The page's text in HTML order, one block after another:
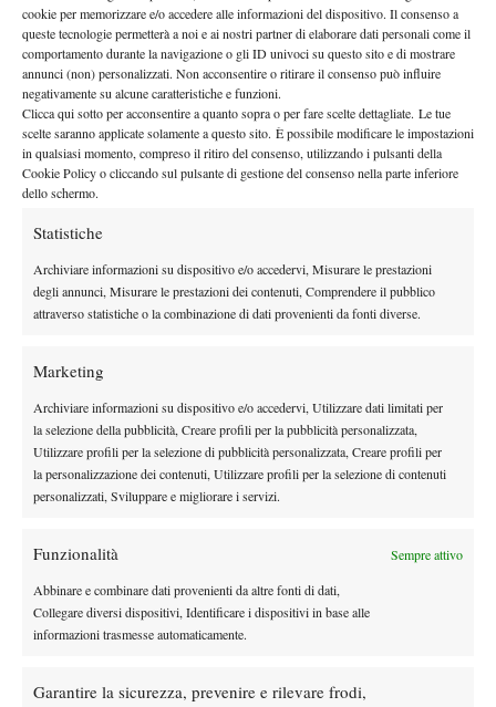
cookie per memorizzare e/o accedere alle informazioni del dispositivo. Il consenso a
queste tecnologie permetterà a noi e ai nostri partner di elaborare dati personali come il
comportamento durante la navigazione o gli ID univoci su questo sito e di mostrare
annunci (non) personalizzati. Non acconsentire o ritirare il consenso può influire
negativamente su alcune caratteristiche e funzioni.
Clicca qui sotto per acconsentire a quanto sopra o per fare scelte dettagliate. Le tue
scelte saranno applicate solamente a questo sito. È possibile modificare le impostazioni
in qualsiasi momento, compreso il ritiro del consenso, utilizzando i pulsanti della
Cookie Policy o cliccando sul pulsante di gestione del consenso nella parte inferiore
dello schermo.
Statistiche
Archiviare informazioni su dispositivo e/o accedervi, Misurare le prestazioni
degli annunci, Misurare le prestazioni dei contenuti, Comprendere il pubblico
attraverso statistiche o la combinazione di dati provenienti da fonti diverse.
Marketing
Archiviare informazioni su dispositivo e/o accedervi, Utilizzare dati limitati per
la selezione della pubblicità, Creare profili per la pubblicità personalizzata,
Utilizzare profili per la selezione di pubblicità personalizzata, Creare profili per
la personalizzazione dei contenuti, Utilizzare profili per la selezione di contenuti
personalizzati, Sviluppare e migliorare i servizi.
Funzionalità Sempre attivo
Abbinare e combinare dati provenienti da altre fonti di dati,
Collegare diversi dispositivi, Identificare i dispositivi in base alle
informazioni trasmesse automaticamente.
Garantire la sicurezza, prevenire e rilevare frodi,
proprio Baker nel secondo turno.
In Canada, aGranby(50.000$+H) l’ha spuntata l’atleta di casa
Vasek Pospisil, vincitore in finale sull’olandese Sijsling. In
tabellone c’erano due italiani: sorteggio sfortunato per Riccardo
Ghedin, che è incappato subito in Frank Dancevic, mentre è stato
molto brillanteTommy Fabbiano, arrivato ai quarti battendo
nettamente Suzuki e Borvanov per poi costringere al terzo
proprio Pospisil.
APenza(50.000$), Challenger russo popolato quasi unicamente
Marchenko , vincitore in finale sul beniamino di casaDonskoy
Subito fuori la prima testa di serie Kudryavtsev, costretto al ritiro
aBercuit(42.500€), altro ritorno, quello di
casa e favorito della vigilia, ha perso subito, per cui i belgi han
dovuto ripiegare su Mertens, bravo ad arrivare fino in semifinale.
Fuori subito contro Hanescu il nostro Arnaboldi. Chiudiamo con
Poznan(30.000€+H) dove ha vinto a mani basse un
semifinale contro Haider-Maurer: scarsa la resistenza in finale di
Dasnieres de Veigy, che aveva sudato già nel primo turno contro
il nostro Burzi.